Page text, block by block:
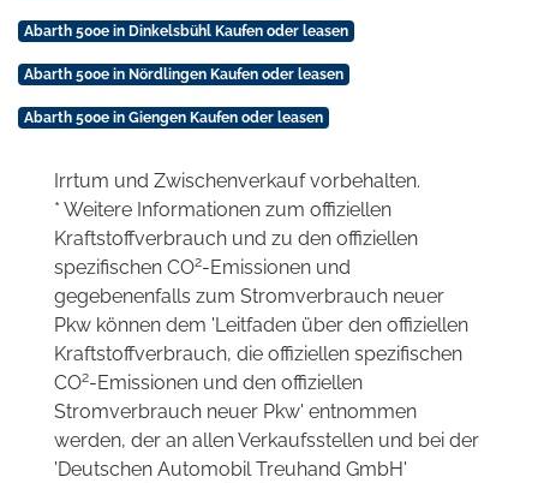
Abarth 500e in Dinkelsbühl Kaufen oder leasen
Abarth 500e in Nördlingen Kaufen oder leasen
Abarth 500e in Giengen Kaufen oder leasen
Irrtum und Zwischenverkauf vorbehalten.
* Weitere Informationen zum offiziellen
Kraftstoffverbrauch und zu den offiziellen
spezifischen CO2-Emissionen und
gegebenenfalls zum Stromverbrauch neuer
Pkw können dem 'Leitfaden über den offiziellen
Kraftstoffverbrauch, die offiziellen spezifischen
CO2-Emissionen und den offiziellen
Stromverbrauch neuer Pkw' entnommen
werden, der an allen Verkaufsstellen und bei der
'Deutschen Automobil Treuhand GmbH'